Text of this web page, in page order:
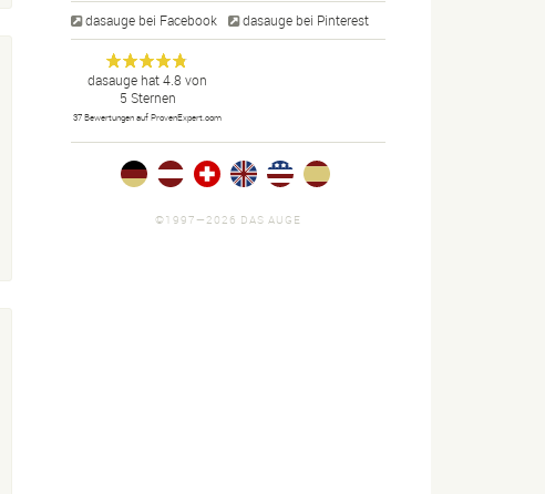
dasauge bei Facebook dasauge bei Pinterest
dasauge
Designer,
Fotografen,
Agenturen,
Portfolios
und Jobs.
Anonym
dasauge hat4.8 von
5 Sternen
37 Bewertungen auf ProvenExpert.com
©1997—2026 DAS AUGE